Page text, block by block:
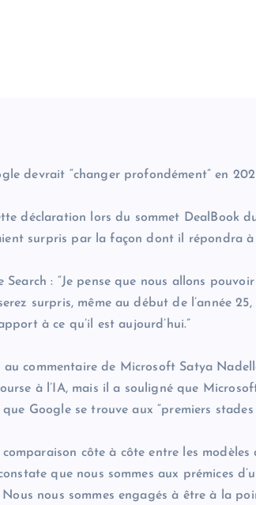
devrait “changer profondément” en
déclaration lors du sommet DealBook
surpris par la façon dont il répondra à
Search : “Je pense que nous allons
surpris, même au début de l’année
à ce qu’il est aujourd’hui.”
au commentaire de Microsoft Satya
à l’IA, mais il a souligné que
Google se trouve aux “premiers
comparaison côte à côte entre les
que nous sommes aux prémices
nous sommes engagés à être à la